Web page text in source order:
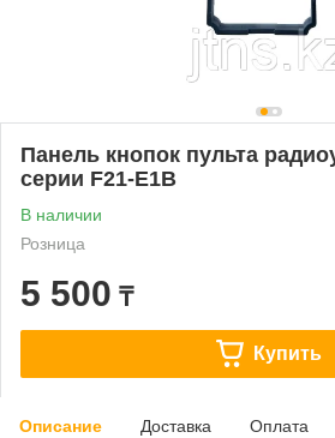
Панель кнопок пульта
серии F21-E1B
В наличии
Розница
5 500 ₸
Купить
Описание Доставка Оплата